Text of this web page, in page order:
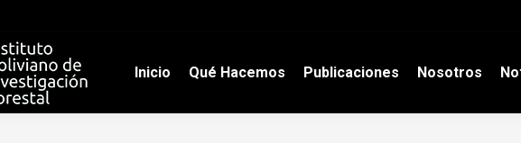
Inicio Qué Hacemos Publicaciones Nosotros